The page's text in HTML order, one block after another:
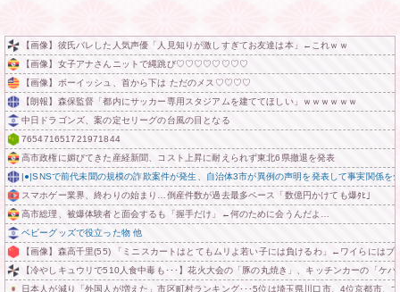
【画像】彼氏バレした人気声優「人見知りが激しすぎてお友達は本」←これｗｗ
【画像】女子アナさんニットで縄跳び♡♡♡♡♡♡♡♡
【画像】ボーイッシュ、首から下は ただのメス♡♡♡♡
【朗報】森保監督「都内にサッカー専用スタジアムを建ててほしい」ｗｗｗｗｗｗ
中日ドラゴンズ、案の定セリーグの台風の目となる
765471651721971844
高市政権に媚びてきた産経新聞、コスト上昇に耐えられず東北6県撤退を発表
|●|SNSで前代未聞の規模の詐欺案件が発生、自治体3市が異例の声明を発表して事実関係を
スマホゲー業界、終わりの始まり…倒産件数が過去最多ペース「数億円かけても爆ﾀﾋ」
高市総理、被爆体験者と面会するも「握手だけ」←何のために会うんだよ…
ベビーグッズで役立った物 他
【画像】森高千里(55) 「ミニスカートはとてもムリよ若い子には負けるわ」←ワイらにはブ
【冷やしキュウリで510人食中毒も･･･】花火大会の「豚の丸焼き」、キッチンカーの「ケ
日本人が減り「外国人が増えた」市区町村ランキング･･･5位は埼玉県川口市、4位京都市、